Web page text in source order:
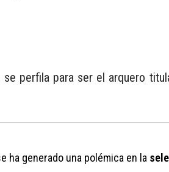
perfila para ser el arquero
ha generado una polémica en la